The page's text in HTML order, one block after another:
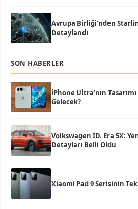
Avrupa Birliği’nden
Detaylandı
SON HABERLER
iPhone Ultra’nın
Gelecek?
Volkswagen ID. Era 5X:
Detayları Belli Oldu
Xiaomi Pad 9 Serisinin